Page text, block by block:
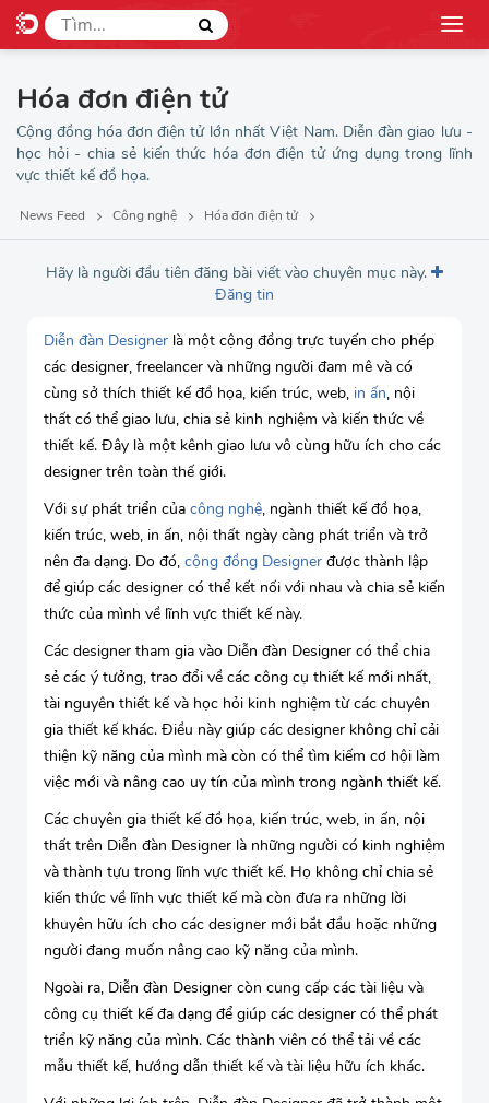
Hóa đơn điện tử
Cộng đồng hóa đơn điện tử lớn nhất Việt Nam. Diễn đàn giao lưu -
học hỏi - chia sẻ kiến thức hóa đơn điện tử ứng dụng trong lĩnh
vực thiết kế đồ họa.
News Feed Công nghệ Hóa đơn điện tử
Hãy là người đầu tiên đăng bài viết vào chuyên mục này.
Đăng tin
Diễn đàn Designer là một cộng đồng trực tuyến cho phép
các designer, freelancer và những người đam mê và có
cùng sở thích thiết kế đồ họa, kiến trúc, web, in ấn, nội
thất có thể giao lưu, chia sẻ kinh nghiệm và kiến thức về
thiết kế. Đây là một kênh giao lưu vô cùng hữu ích cho các
designer trên toàn thế giới.
Với sự phát triển của công nghệ, ngành thiết kế đồ họa,
kiến trúc, web, in ấn, nội thất ngày càng phát triển và trở
nên đa dạng. Do đó, cộng đồng Designer được thành lập
để giúp các designer có thể kết nối với nhau và chia sẻ kiến
thức của mình về lĩnh vực thiết kế này.
Các designer tham gia vào Diễn đàn Designer có thể chia
sẻ các ý tưởng, trao đổi về các công cụ thiết kế mới nhất,
tài nguyên thiết kế và học hỏi kinh nghiệm từ các chuyên
gia thiết kế khác. Điều này giúp các designer không chỉ cải
thiện kỹ năng của mình mà còn có thể tìm kiếm cơ hội làm
việc mới và nâng cao uy tín của mình trong ngành thiết kế.
Các chuyên gia thiết kế đồ họa, kiến trúc, web, in ấn, nội
thất trên Diễn đàn Designer là những người có kinh nghiệm
và thành tựu trong lĩnh vực thiết kế. Họ không chỉ chia sẻ
kiến thức về lĩnh vực thiết kế mà còn đưa ra những lời
khuyên hữu ích cho các designer mới bắt đầu hoặc những
người đang muốn nâng cao kỹ năng của mình.
Ngoài ra, Diễn đàn Designer còn cung cấp các tài liệu và
công cụ thiết kế đa dạng để giúp các designer có thể phát
triển kỹ năng của mình. Các thành viên có thể tải về các
mẫu thiết kế, hướng dẫn thiết kế và tài liệu hữu ích khác.